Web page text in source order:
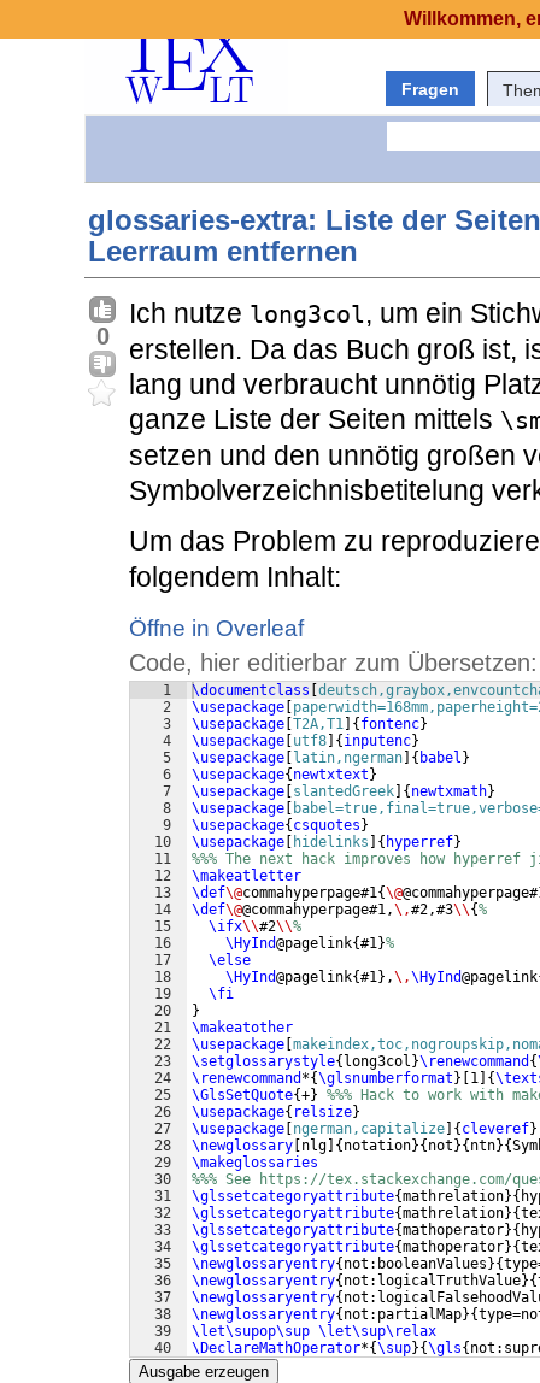
Fragen
glossaries-extra: Liste der
Leerraum entfernen
0
Ich nutze long3col, um ein
erstellen. Da das Buch groß ist,
lang und verbraucht unnötig
ganze Liste der Seiten mittels
setzen und den unnötig großen
Symbolverzeichnisbetitelung
Um das Problem zu
folgendem Inhalt:
Öffne in Overleaf
Code, hier editierbar zum Übersetzen:
1
2
3
4
5
6
7
8
9
10
11
12
13
14
15
16
17
18
19
20
21
22
23
24
25
26
27
28
29
30
31
32
33
34
35
36
37
38
39
40
41
\documentclass
\usepackage
\usepackage T2A,T1 { fontenc}
\usepackage utf8 { inputenc}
\usepackage
latin,ngerman { babel }
\usepackage{ newtxtext }
\usepackage slantedGreek { newtxmath}
\usepackage
\usepackage{ csquotes }
\usepackage
hidelinks { hyperref}
%%% The next hack improves how
\makeatletter
\def\@commahyperpage#1{\@
\def\@@commahyperpage#1,\,#2,#3\\{%
\ifx\\#2\\%
\HyInd@pagelink{#1}%
\else
\HyInd@pagelink{#1} ,\,\HyInd@pagelink
\fi
}
\makeatother
\usepackage
\setglossarystyle{ long3col }\renewcommand {
\renewcommand *{\glsnumberformat } 1 {
\GlsSetQuote{+} %%% Hack to work with
\usepackage{ relsize}
\usepackage ngerman,capitalize { cleveref}
\newglossary nlg { notation}{ not }{ ntn}{
\makeglossaries
%%% See https://tex.stackexchange.com/
\glssetcategoryattribute{mathrelation}{
\glssetcategoryattribute{mathrelation}{
\glssetcategoryattribute{mathoperator}{
\glssetcategoryattribute{mathoperator}{
\newglossaryentry{ not:booleanValues }{
\newglossaryentry{ not:logicalTruthValue}{
\newglossaryentry{
\newglossaryentry{ not:partialMap}{
\let\supop\sup \let\sup\relax
\DeclareMathOperator*{\sup}{\gls{
\newglossaryentry
Ausgabe erzeugen
Willkommen,